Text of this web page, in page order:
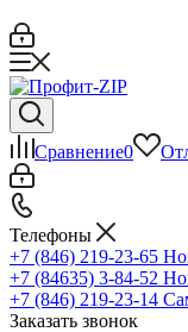
Сравнение0
Телефоны
+7 (846) 219-23-65
+7 (84635) 3-84-52
+7 (846) 219-23-14
Заказать звонок